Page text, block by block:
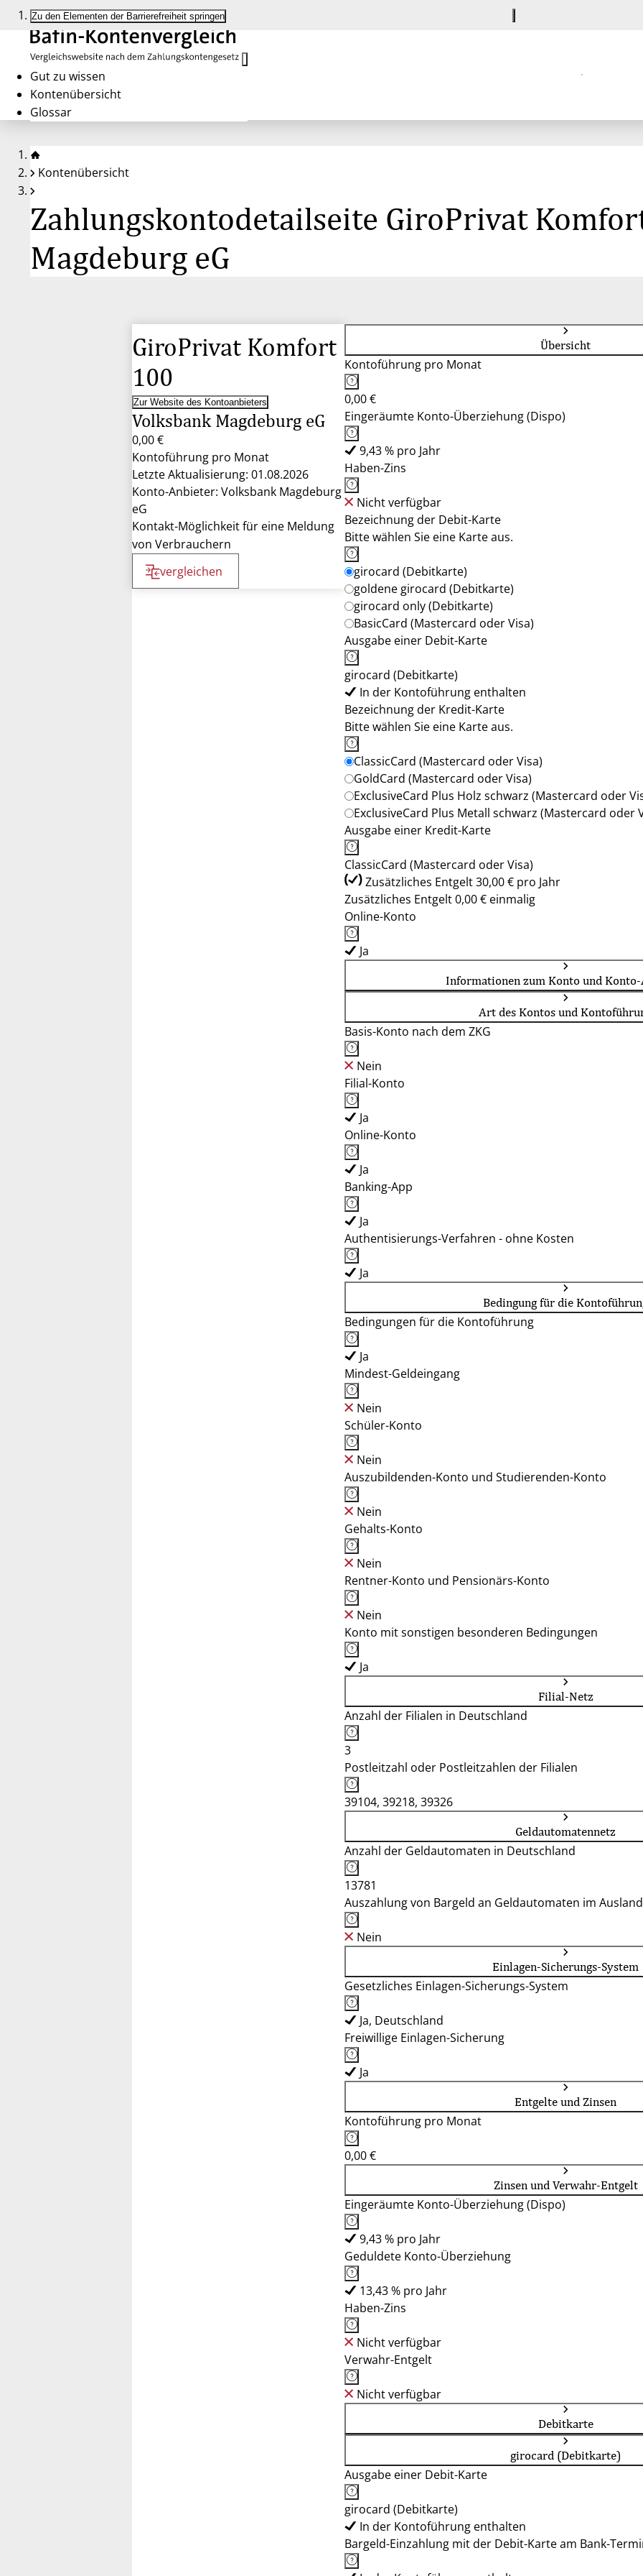
Zu den Elementen der Barrierefreiheit springen
Gut zu wissen
Kontenübersicht
Glossar
Kontenübersicht
Zahlungskontodetailseite GiroPrivat
Magdeburg eG
GiroPrivat Komfort
100
Zur Website des Kontoanbieters
Volksbank Magdeburg eG
0,00 €
Kontoführung pro Monat
Letzte Aktualisierung: 01.08.2026
Konto-Anbieter: Volksbank Magdeburg
eG
Kontakt-Möglichkeit für eine Meldung
von Verbrauchern
vergleichen
Übersicht
Kontoführung pro Monat
0,00 €
Eingeräumte Konto-Überziehung (Dispo)
9,43 % pro Jahr
Haben-Zins
Nicht verfügbar
Bezeichnung der Debit-Karte
Bitte wählen Sie eine Karte aus.
girocard (Debitkarte)
goldene girocard (Debitkarte)
girocard only (Debitkarte)
BasicCard (Mastercard oder Visa)
Ausgabe einer Debit-Karte
girocard (Debitkarte)
In der Kontoführung enthalten
Bezeichnung der Kredit-Karte
Bitte wählen Sie eine Karte aus.
ClassicCard (Mastercard oder Visa)
GoldCard (Mastercard oder Visa)
ExclusiveCard Plus Holz schwarz (Mastercard oder
ExclusiveCard Plus Metall schwarz (Mastercard oder
Ausgabe einer Kredit-Karte
ClassicCard (Mastercard oder Visa)
Zusätzliches Entgelt 30,00 € pro Jahr
Zusätzliches Entgelt 0,00 € einmalig
Online-Konto
Ja
Informationen zum Konto und
Art des Kontos und
Basis-Konto nach dem ZKG
Nein
Filial-Konto
Ja
Online-Konto
Ja
Banking-App
Ja
Authentisierungs-Verfahren - ohne Kosten
Ja
Bedingung für die
Bedingungen für die Kontoführung
Ja
Mindest-Geldeingang
Nein
Schüler-Konto
Nein
Auszubildenden-Konto und Studierenden-Konto
Nein
Gehalts-Konto
Nein
Rentner-Konto und Pensionärs-Konto
Nein
Konto mit sonstigen besonderen Bedingungen
Ja
Filial-Netz
Anzahl der Filialen in Deutschland
3
Postleitzahl oder Postleitzahlen der Filialen
39104, 39218, 39326
Geldautomatennetz
Anzahl der Geldautomaten in Deutschland
13781
Auszahlung von Bargeld an Geldautomaten im
Nein
Einlagen-Sicherungs-System
Gesetzliches Einlagen-Sicherungs-System
Ja, Deutschland
Freiwillige Einlagen-Sicherung
Ja
Entgelte und Zinsen
Kontoführung pro Monat
0,00 €
Zinsen und Verwahr-Entgelt
Eingeräumte Konto-Überziehung (Dispo)
9,43 % pro Jahr
Geduldete Konto-Überziehung
13,43 % pro Jahr
Haben-Zins
Nicht verfügbar
Verwahr-Entgelt
Nicht verfügbar
Debitkarte
girocard (Debitkarte)
Ausgabe einer Debit-Karte
girocard (Debitkarte)
In der Kontoführung enthalten
Bargeld-Einzahlung mit der Debit-Karte am Bank-